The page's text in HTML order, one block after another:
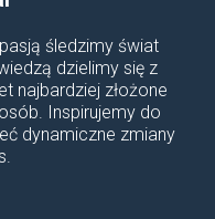
śledzimy świat
dzielimy się z
najbardziej złożone
Inspirujemy do
dynamiczne zmiany